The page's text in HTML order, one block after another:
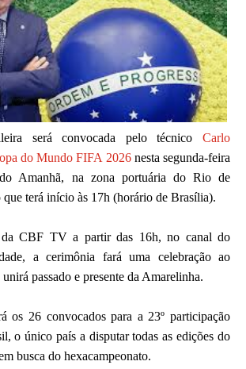
será convocada pelo técnico Carlo
do Mundo FIFA 2026nesta segunda-feira
Amanhã, na zona portuária do Rio de
que terá início às 17h (horário de Brasília).
da CBF TV a partir das 16h, no canal do
a cerimônia fará uma celebração ao
passado e presente da Amarelinha.
os 26 convocados para a 23º participação
o único país a disputar todas as edições do
busca do hexacampeonato.